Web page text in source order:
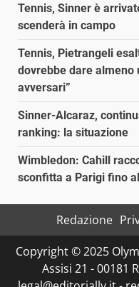
Tennis, Sinner è
scenderà in campo
Tennis, Pietrangeli
dovrebbe dare almeno
avversari”
Sinner-Alcaraz,
ranking: la situazione
Wimbledon: Cahill
sconfitta a Parigi fino
Redazione
Copyright © 2025
Assisi 21 - 00181